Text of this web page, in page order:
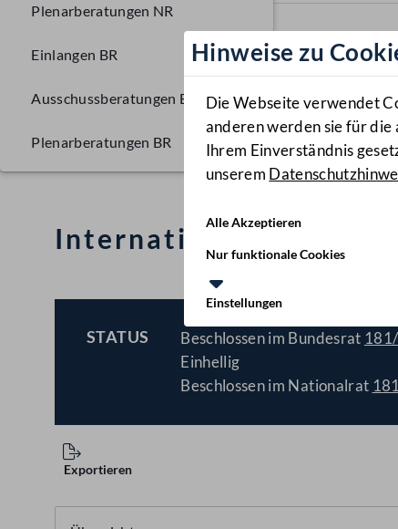
Hinweise zu
Die Webseite verwendet
anderen werden sie für
Ihrem Einverständnis
unserem
Alle Akzeptieren
Nur funktionale Cookies
Einstellungen
Internationales
STATUS
BESCHLOSSEN
Beschlossen im Bundesrat
Einhellig
Beschlossen im Nationalrat
Exportieren
Plenarberatungen NR
Einlangen BR
Ausschussberatungen BR
Plenarberatungen BR